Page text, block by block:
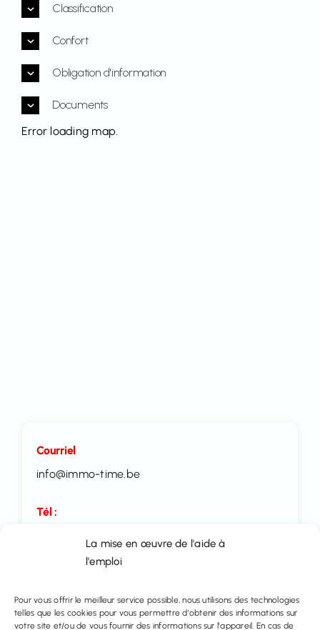
La mise en œuvre de l'aide à
l'emploi
Pour vous offrir le meilleur service possible, nous utilisons des technologies
telles que les cookies pour vous permettre d'obtenir des informations sur
votre site et/ou de vous fournir des informations sur l'appareil. En cas de
Classification
Confort
Obligation d'information
Documents
Courriel
info@immo-time.be
Tél :
Contactez nous
Error loading map.